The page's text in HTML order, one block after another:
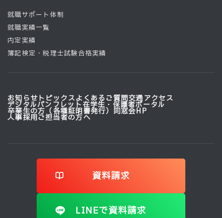
就職サポート体制
就職実績一覧
内定実績
簿記検定・税理士試験合格実績
お知らせトピックスよくあるご質問交通アクセス
デジタルパンフレット在学生・保護者ポータル
卒業生の方（各種証明書発行） 同窓会HP
人事採用ご担当者の方へ
資料請求
LINEで資料請求